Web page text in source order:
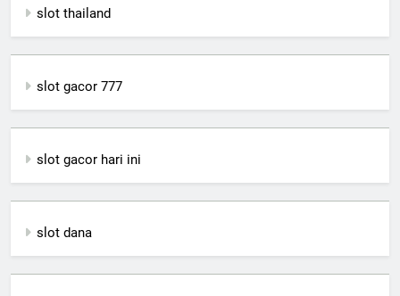
slot thailand
slot gacor 777
slot gacor hari ini
slot dana